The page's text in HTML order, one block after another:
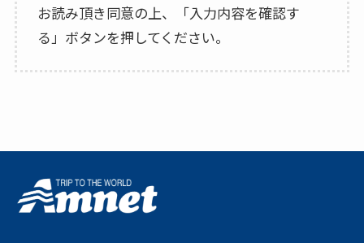
お読み頂き同意の上、「入力内容を確認す
る」ボタンを押してください。